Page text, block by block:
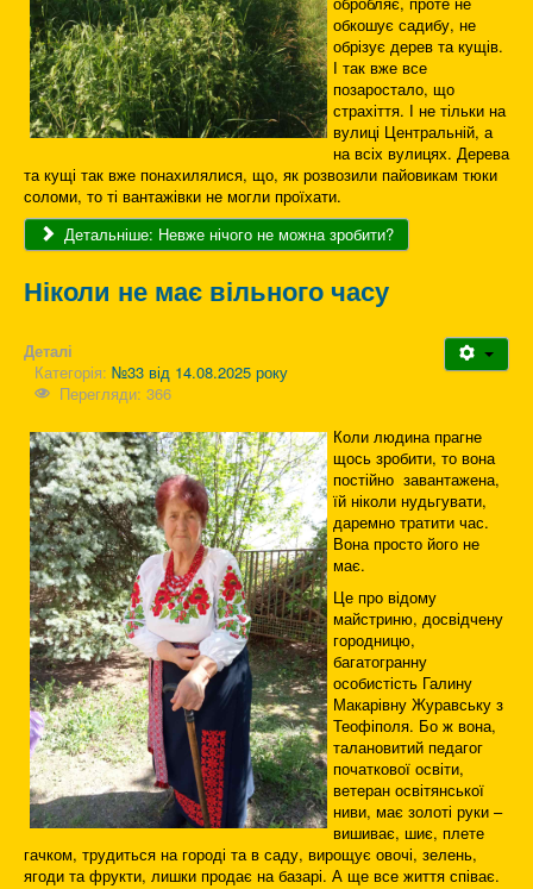
обкошує садибу, не
обрізує дерев та кущів.
І так вже все
позаростало, що
страхіття. І не тільки на
вулиці Центральній, а
на всіх вулицях. Дерева
та кущі так вже понахилялися, що, як розвозили пайовикам тюки
соломи, то ті вантажівки не могли проїхати.
Детальніше: Невже нічого не можна зробити?
Ніколи не має вільного часу
Деталі
Категорія: №33 від 14.08.2025 року
Перегляди: 366
Коли людина прагне
щось зробити, то вона
постійно завантажена,
їй ніколи нудьгувати,
даремно тратити час.
Вона просто його не
має.
Це про відому
майстриню, досвідчену
городницю,
багатогранну
особистість Галину
Макарівну Журавську з
Теофіполя. Бо ж вона,
талановитий педагог
початкової освіти,
ветеран освітянської
ниви, має золоті руки –
вишиває, шиє, плете
гачком, трудиться на городі та в саду, вирощує овочі, зелень,
ягоди та фрукти, лишки продає на базарі. А ще все життя співає.